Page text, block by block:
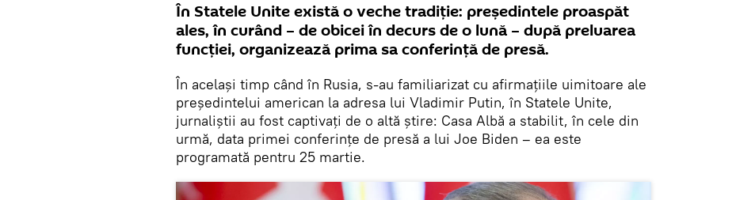
În Statele Unite există o veche tradiție: președintele proaspăt
ales, în curând – de obicei în decurs de o lună – după preluarea
funcției, organizează prima sa conferință de presă.
În același timp când în Rusia, s-au familiarizat cu afirmațiile uimitoare ale
președintelui american la adresa lui Vladimir Putin, în Statele Unite,
jurnaliștii au fost captivați de o altă știre: Casa Albă a stabilit, în cele din
urmă, data primei conferințe de presă a lui Joe Biden – ea este
programată pentru 25 martie.